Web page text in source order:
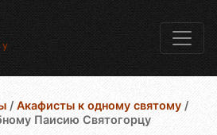
/Акафисты к одному святому /
Паисию Святогорцу